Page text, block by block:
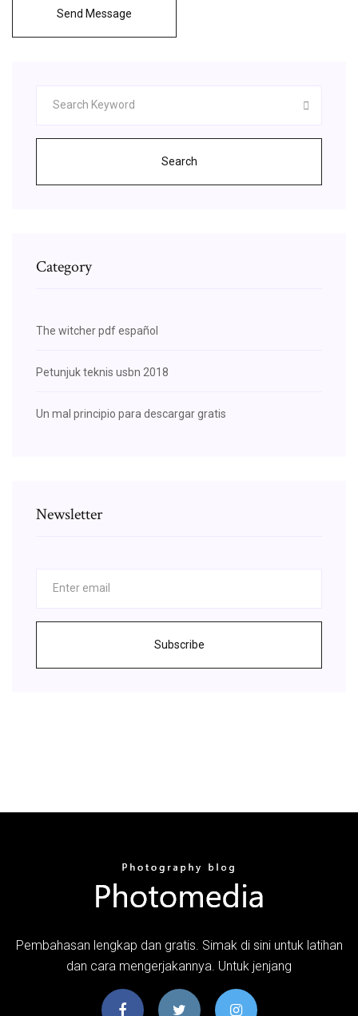
Send Message
Search
Category
The witcher pdf español
Petunjuk teknis usbn 2018
Un mal principio para descargar gratis
Newsletter
Subscribe
Pembahasan lengkap dan gratis. Simak di sini untuk latihan
dan cara mengerjakannya. Untuk jenjang